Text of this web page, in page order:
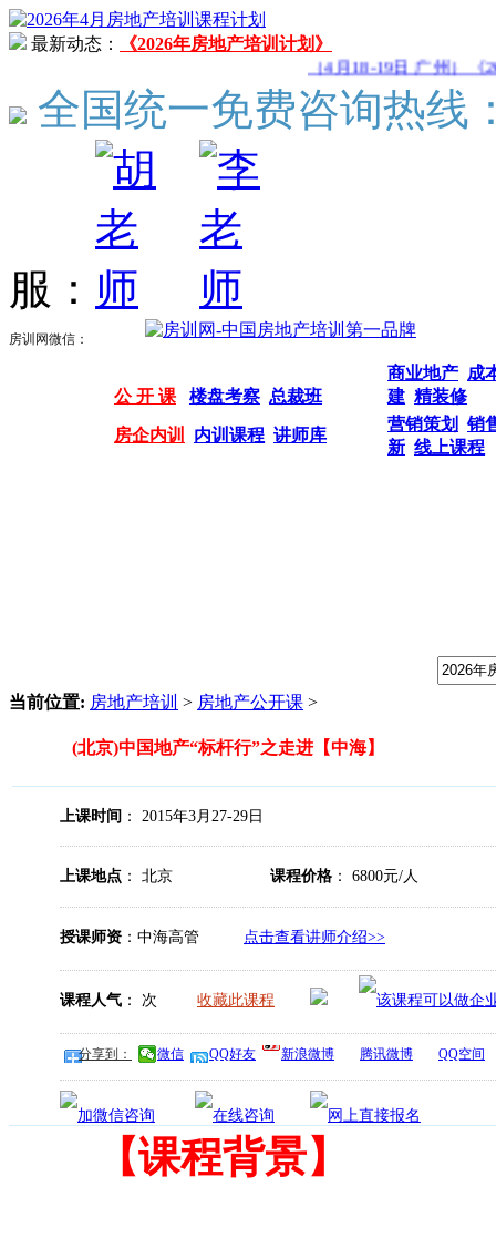
最新动态：
《2026年房地产培训计划》
（4月18-19日 广州）《
全国统一免费咨询热线
服：
房训网微信：
公 开 课 楼盘考察 总裁班
商业地产 成
建 精装修
房企内训 内训课程 讲师库
营销策划
销
新 线上课程
当前位置: 房地产培训 > 房地产公开课 >
(北京)中国地产“标杆行”之走进【中海】
上课时间 ： 2015年3月27-29日
上课地点 ： 北京 课程价格 ： 6800元/人
授课师资 ：中海高管 点击查看讲师介绍>>
课程人气 ： 次 收藏此课程
分享到： 微信 QQ好友 新浪微博 腾讯微博 QQ空间
【课程背景】